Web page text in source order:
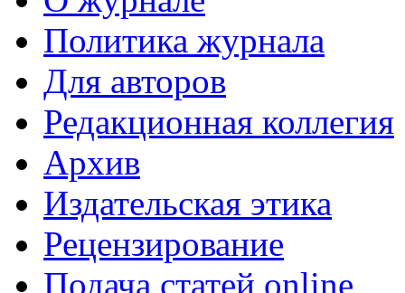
Политика журнала
Для авторов
Редакционная коллегия
Архив
Издательская этика
Рецензирование
Подача статей online